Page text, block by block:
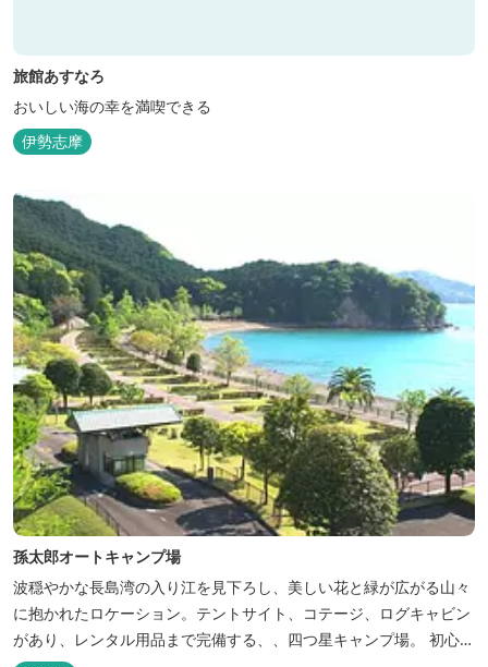
旅館あすなろ
おいしい海の幸を満喫できる
伊勢志摩
孫太郎オートキャンプ場
波穏やかな長島湾の入り江を見下ろし、美しい花と緑が広がる山々
に抱かれたロケーション。テントサイト、コテージ、ログキャビン
があり、レンタル用品まで完備する、、四つ星キャンプ場。 初心者